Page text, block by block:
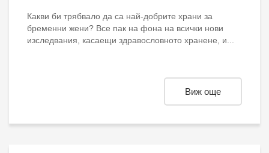
Какви би трябвало да са най-добрите храни за
бременни жени? Все пак на фона на всички нови
изследвания, касаещи здравословното хранене, и...
Виж още